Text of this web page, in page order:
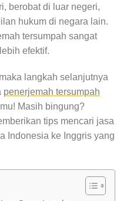
berobat di luar negeri,
hukum di negara lain.
tersumpah sangat
efektif.
langkah selanjutnya
penerjemah tersumpah
Masih bingung?
tips mencari jasa
Indonesia ke Inggris yang